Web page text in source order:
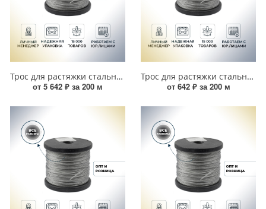
Трос для растяжки стальной 4 мм (200 м) 00000004062
от 5 642 ₽ за 200 м
Трос для растяжки стальной 1 мм (200 м) УТ000017825
от 642 ₽ за 200 м